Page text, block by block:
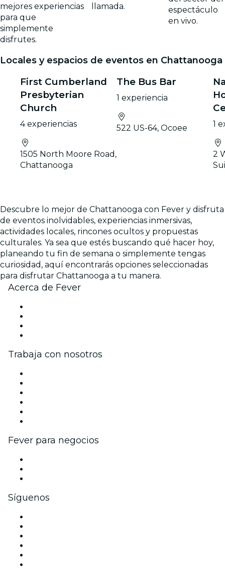
mejores experiencias
para que
simplemente
disfrutes.
llamada.
espectáculo
en vivo.
Locales y espacios de eventos en Chattanooga
First Cumberland
Presbyterian
Church
4 experiencias
1505 North Moore Road,
Chattanooga
The Bus Bar
1 experiencia
522 US-64, Ocoee 1
2
Descubre lo mejor de Chattanooga con Fever y disfruta
de eventos inolvidables, experiencias inmersivas,
actividades locales, rincones ocultos y propuestas
culturales. Ya sea que estés buscando qué hacer hoy,
planeando tu fin de semana o simplemente tengas
curiosidad, aquí encontrarás opciones seleccionadas
para disfrutar Chattanooga a tu manera.
Acerca de Fever
Trabaja con nosotros
Fever para negocios
Síguenos